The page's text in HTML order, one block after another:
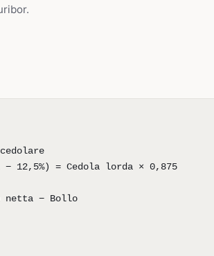
12,5%) = Cedola lorda × 0,875
netta − Bollo